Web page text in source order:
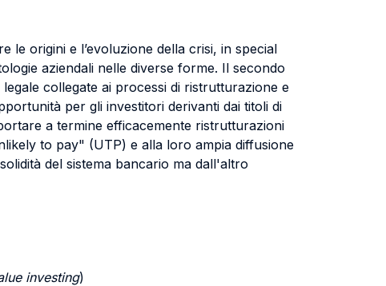
origini e l’evoluzione della crisi, in special
aziendali nelle diverse forme. Il secondo
collegate ai processi di ristrutturazione e
per gli investitori derivanti dai titoli di
a termine efficacemente ristrutturazioni
to pay" (UTP) e alla loro ampia diffusione
del sistema bancario ma dall'altro
investing)